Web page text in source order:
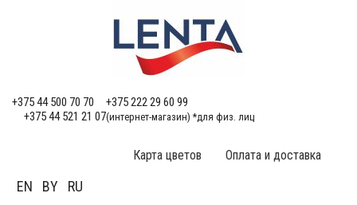
+375 44 500 70 70
+375 222 29 60 99
+375 44 521 21 07(интернет-магазин) *для физ. лиц
Оплата и доставка
Карта цветов
EN BY RU